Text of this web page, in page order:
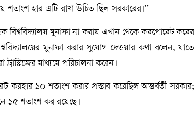
হার এটি রাখা উচিত ছিল সরকারের।”
বিশ্ববিদ্যালয় মুনাফা না করায় এখান থেকে করপোরেট করের
মুনাফা করার সুযোগ দেওয়ার কথা বলেন, যাতে
মাধ্যমে পরিচালনা করেন।
করহার ১০ শতাংশ করার প্রস্তাব করেছিল অন্তর্বর্তী সরকার;
১৫ শতাংশ কর রয়েছে।